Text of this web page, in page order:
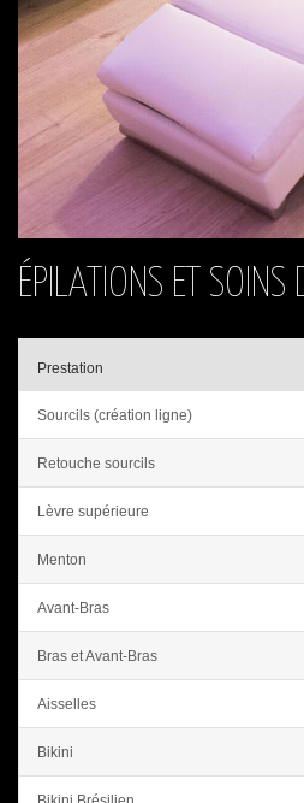
ÉPILATIONS ET SOINS
Prestation
Sourcils (création ligne)
Retouche sourcils
Lèvre supérieure
Menton
Avant-Bras
Bras et Avant-Bras
Aisselles
Bikini